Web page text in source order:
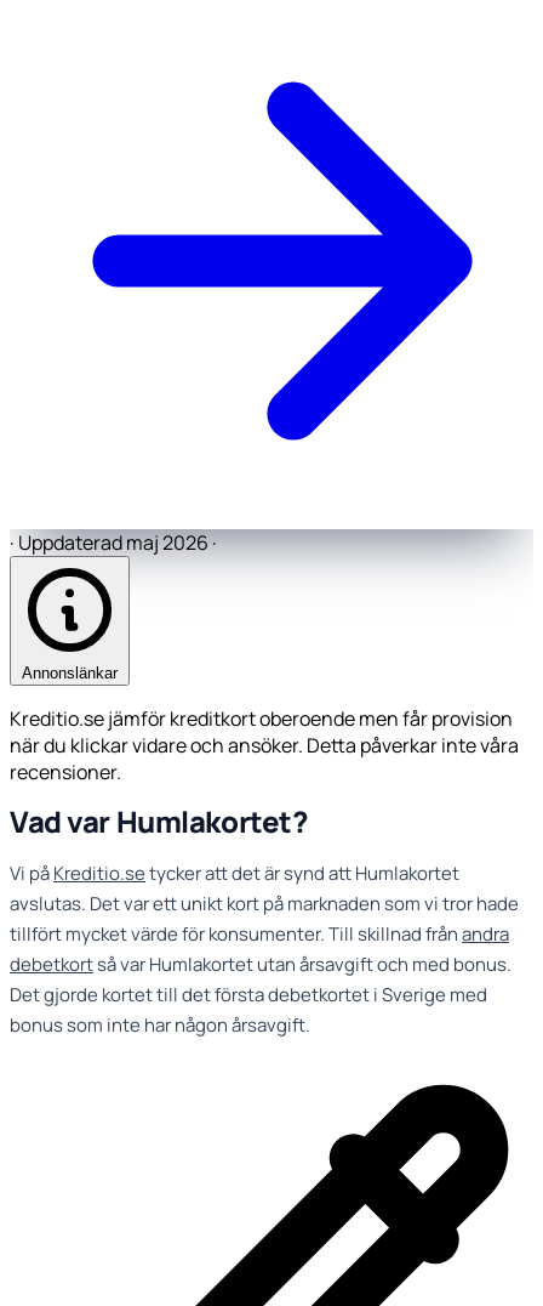
· Uppdaterad maj 2026·
Annonslänkar
Kreditio.se jämför kreditkort oberoende men får provision
när du klickar vidare och ansöker. Detta påverkar inte våra
recensioner.
Vad var Humlakortet?
Vi påKreditio.setycker att det är synd att Humlakortet
avslutas. Det var ett unikt kort på marknaden som vi tror hade
tillfört mycket värde för konsumenter. Till skillnad frånandra
debetkortså var Humlakortet utan årsavgift och med bonus.
Det gjorde kortet till det första debetkortet i Sverige med
bonus som inte har någon årsavgift.